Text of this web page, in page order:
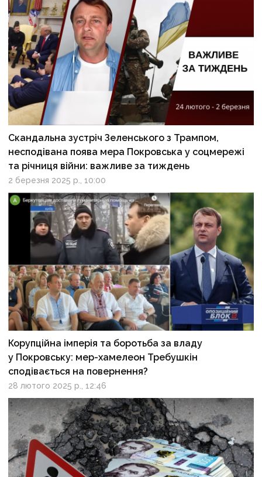
Скандальна зустріч Зеленського з Трампом,
несподівана поява мера Покровська у соцмережі
та річниця війни: важливе за тиждень
2 березня 2025 р., 10:00
Корупційна імперія та боротьба за владу
у Покровську: мер-хамелеон Требушкін
сподівається на повернення?
28 лютого 2025 р., 12:46